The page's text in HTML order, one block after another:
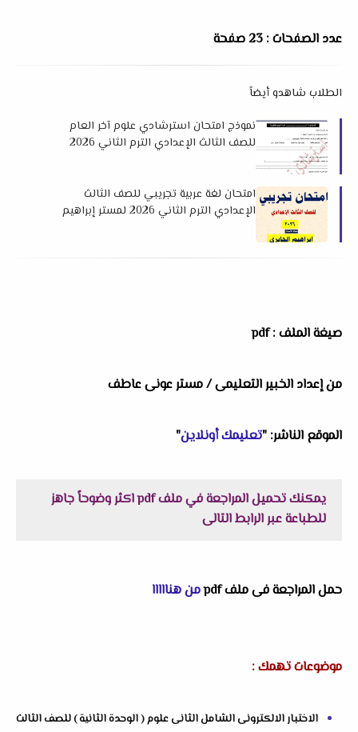
عدد الصفحات : 23 صفحة
الطلاب شاهدو أيضاً
نموذج امتحان استرشادي علوم آخر العام
للصف الثالث الإعدادي الترم الثاني 2026
امتحان لغة عربية تجريبي للصف الثالث
الإعدادي الترم الثاني 2026 لمستر إبراهيم
صيغة الملف : pdf
من إعداد الخبير التعليمى / مستر عونى عاطف
الموقع الناشر: "تعليمك أونلاين"
يمكنك تحميل المراجعة في ملف pdf اكثر وضوحاً جاهز
للطباعة عبر الرابط التالى
حمل المراجعة فى ملف pdf من هنااااا
موضوعات تهمك :
الاختبار الالكترونى الشامل الثانى علوم ( الوحدة الثانية ) للصف الثالث